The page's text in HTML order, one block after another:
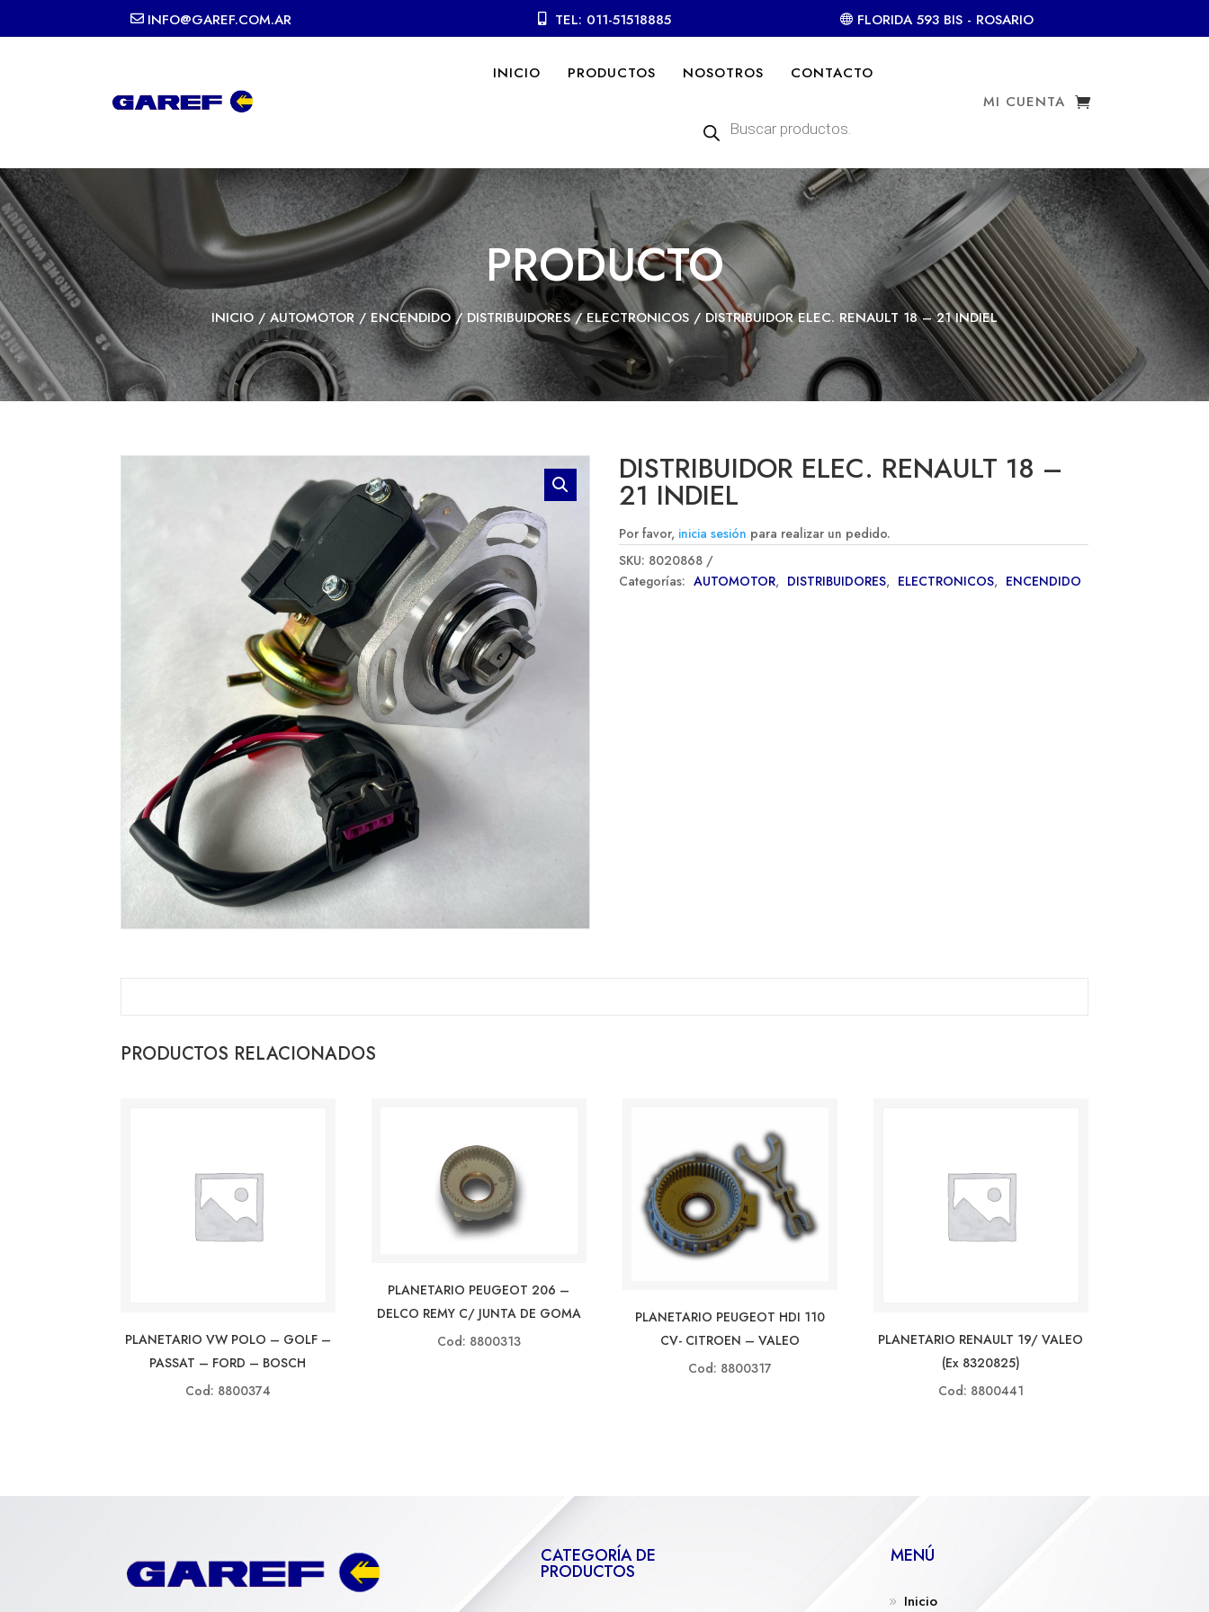
INFO@GAREF.COM.AR TEL: 011-51518885 FLORIDA 593 BIS - ROSARIO
INICIO PRODUCTOS NOSOTROS CONTACTO
productos
MI CUENTA
PRODUCTO
INICIO /AUTOMOTOR/ENCENDIDO/ DISTRIBUIDORES/ELECTRONICOS / DISTRIBUIDOR ELEC. RENAULT 18 – 21 INDIEL
DISTRIBUIDOR ELEC. RENAULT 18 –
21 INDIEL
Por favor, inicia sesión para realizar un pedido.
SKU: 8020868
Categorías: AUTOMOTOR, DISTRIBUIDORES, ELECTRONICOS, ENCENDIDO
PRODUCTOS RELACIONADOS
PLANETARIO VW POLO – GOLF –
PASSAT – FORD – BOSCH
Cod: 8800374
PLANETARIO PEUGEOT 206 –
DELCO REMY C/ JUNTA DE GOMA
Cod: 8800313
PLANETARIO PEUGEOT HDI 110
CV- CITROEN – VALEO
Cod: 8800317
PLANETARIO RENAULT 19/ VALEO
(ex 8320825)
Cod: 8800441
CATEGORÍA DE
PRODUCTOS
MENÚ
Inicio